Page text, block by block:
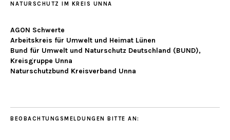
NATURSCHUTZ IM KREIS UNNA
AGON Schwerte
Arbeitskreis für Umwelt und Heimat Lünen
Bund für Umwelt und Naturschutz Deutschland (BUND),
Kreisgruppe Unna
Naturschutzbund Kreisverband Unna
BEOBACHTUNGSMELDUNGEN BITTE AN: